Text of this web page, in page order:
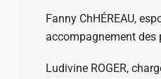
Fanny ChHÉREAU,
accompagnement
Ludivine ROGER, c